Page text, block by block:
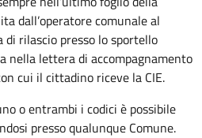
dall’operatore comunale al
rilascio presso lo sportello
nella lettera di accompagnamento
cui il cittadino riceve la CIE.
o entrambi i codici è possibile
presso qualunque Comune.